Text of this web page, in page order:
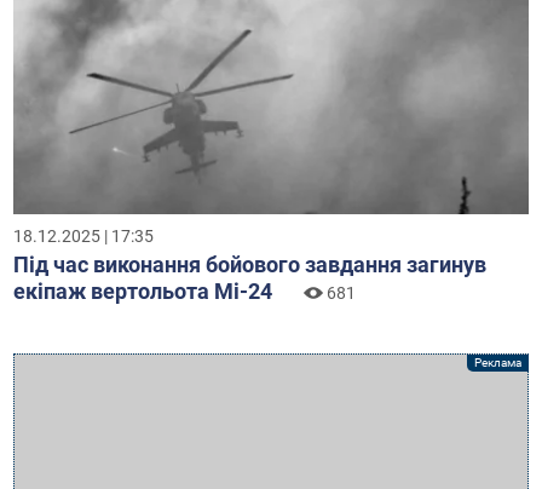
18.12.2025 | 17:35
Під час виконання бойового завдання загинув
екіпаж вертольота Мі-24
681